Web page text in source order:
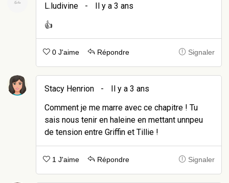
L.ludivine -
Il y a 3 ans
👍
0 J'aime Répondre Signaler
Stacy Henrion -
Il y a 3 ans
Comment je me marre avec ce chapitre ! Tu
sais nous tenir en haleine en mettant unnpeu
de tension entre Griffin et Tillie !
1 J'aime Répondre Signaler